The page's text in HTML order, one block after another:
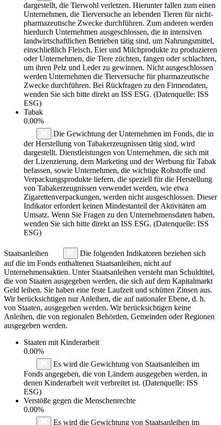
dargestellt, die Tierwohl verletzen. Hierunter fallen zum einen
Unternehmen, die Tierversuche an lebenden Tieren für nicht-
pharmazeutische Zwecke durchführen. Zum anderen werden
hierdurch Unternehmen ausgeschlossen, die in intensiven
landwirtschaftlichen Betrieben tätig sind, um Nahrungsmittel,
einschließlich Fleisch, Eier und Milchprodukte zu produzieren
oder Unternehmen, die Tiere züchten, fangen oder schlachten,
um ihren Pelz und Leder zu gewinnen. Nicht ausgeschlossen
werden Unternehmen die Tierversuche für pharmazeutische
Zwecke durchführen. Bei Rückfragen zu den Firmendaten,
wenden Sie sich bitte direkt an ISS ESG. (Datenquelle: ISS
ESG)
Tabak
0.00%
Die Gewichtung der Unternehmen im Fonds, die in
der Herstellung von Tabakerzeugnissen tätig sind, wird
dargestellt. Dienstleistungen von Unternehmen, die sich mit
der Lizenzierung, dem Marketing und der Werbung für Tabak
befassen, sowie Unternehmen, die wichtige Rohstoffe und
Verpackungsprodukte liefern, die speziell für die Herstellung
von Tabakerzeugnissen verwendet werden, wie etwa
Zigarettenverpackungen, werden nicht ausgeschlossen. Dieser
Indikator erfordert keinen Mindestanteil der Aktivitäten am
Umsatz. Wenn Sie Fragen zu den Unternehmensdaten haben,
wenden Sie sich bitte direkt an ISS ESG. (Datenquelle: ISS
ESG)
Staatsanleihen
Die folgenden Indikatoren beziehen sich
auf die im Fonds enthaltenen Staatsanleihen, nicht auf
Unternehmensaktien. Unter Staatsanleihen versteht man Schuldtitel,
die von Staaten ausgegeben werden, die sich auf dem Kapitalmarkt
Geld leihen. Sie haben eine feste Laufzeit und schütten Zinsen aus.
Wir berücksichtigen nur Anleihen, die auf nationaler Ebene, d. h.
von Staaten, ausgegeben werden. Wir berücksichtigen keine
Anleihen, die von regionalen Behörden, Gemeinden oder Regionen
ausgegeben werden.
Staaten mit Kinderarbeit
0.00%
Es wird die Gewichtung von Staatsanleihen im
Fonds angegeben, die von Ländern ausgegeben werden, in
denen Kinderarbeit weit verbreitet ist. (Datenquelle: ISS
ESG)
Verstöße gegen die Menschenrechte
0.00%
Es wird die Gewichtung von Staatsanleihen im